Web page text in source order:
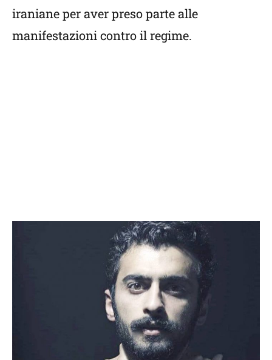
iraniane per aver preso parte alle
manifestazioni contro il regime.